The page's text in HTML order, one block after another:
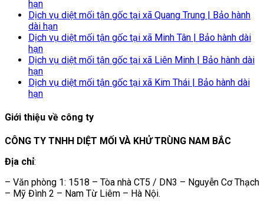
hạn
Dịch vụ diệt mối tận gốc tại xã Quang Trung | Bảo hành
dài hạn
Dịch vụ diệt mối tận gốc tại xã Minh Tân | Bảo hành dài
hạn
Dịch vụ diệt mối tận gốc tại xã Liên Minh | Bảo hành dài
hạn
Dịch vụ diệt mối tận gốc tại xã Kim Thái | Bảo hành dài
hạn
Giới thiệu về công ty
CÔNG TY TNHH DIỆT MỐI VÀ KHỬ TRÙNG NAM BẮC
Địa chỉ:
– Văn phòng 1: 1518 – Tòa nhà CT5 / DN3 – Nguyễn Cơ Thạch
– Mỹ Đình 2 – Nam Từ Liêm – Hà Nội.